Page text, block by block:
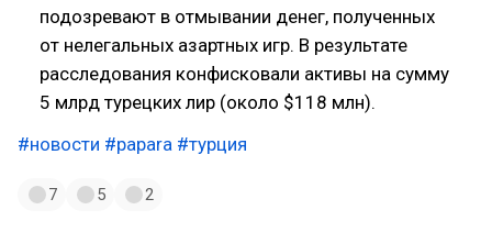
подозревают в отмывании денег, полученных
от нелегальных азартных игр. В результате
расследования конфисковали активы на сумму
5 млрд турецких лир (около $118 млн).
#новости #papara #турция
7 5 2